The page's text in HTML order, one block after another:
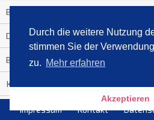
Durch die weitere Nutzung
stimmen Sie der
zu. Mehr erfahren
Akzeptieren
Boom der Klimabücher!
Der Sommer-Bestseller 2019
Backstop einer Showkarriere!
Kinder nicht anbrüllen!
Impressum Kontakt